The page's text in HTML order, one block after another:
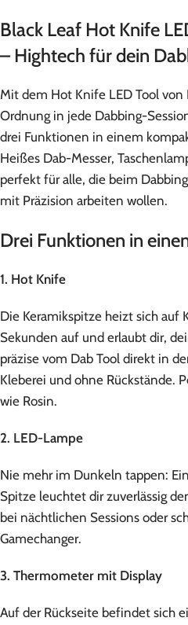
Black Leaf Hot Knife
– Hightech für dein
Mit dem Hot Knife LED Tool von
Ordnung in jede Dabbing-
drei Funktionen in einem
Heißes Dab-Messer,
perfekt für alle, die beim
mit Präzision arbeiten wollen.
Drei Funktionen in
1. Hot Knife
Die Keramikspitze heizt sich auf
Sekunden auf und erlaubt dir,
präzise vom Dab Tool direkt in
Kleberei und ohne Rückstände.
wie Rosin.
2. LED-Lampe
Nie mehr im Dunkeln tappen:
Spitze leuchtet dir zuverlässig
bei nächtlichen Sessions oder
Gamechanger.
3. Thermometer mit Display
Auf der Rückseite befindet sich